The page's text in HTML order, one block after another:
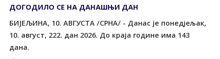
ДОГОДИЛО СЕ НА ДАНАШЊИ ДАН
БИЈЕЉИНА, 10. АВГУСТА /СРНА/ - Данас је понедјељак,
10. август, 222. дан 2026. До краја године има 143
дана.